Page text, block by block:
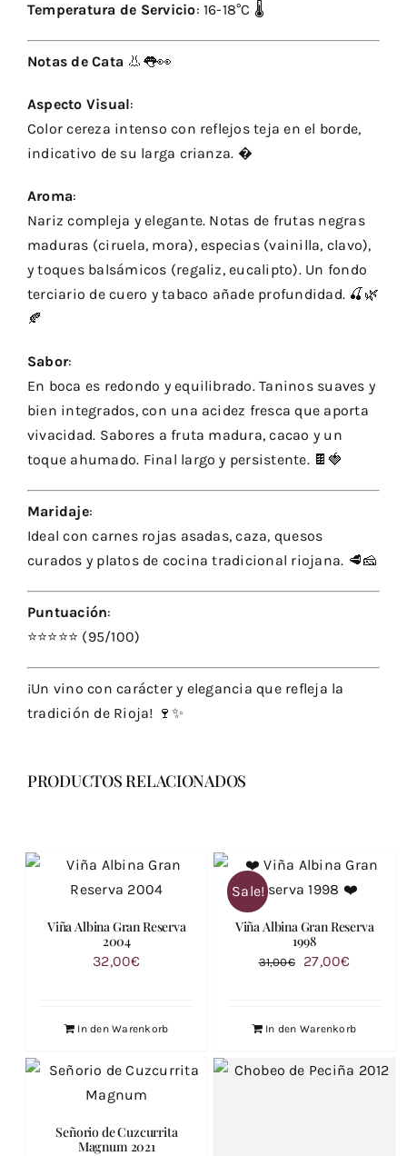
Temperatura de Servicio: 16-18°C 🌡️
Notas de Cata 👃👅👀
Aspecto Visual:
Color cereza intenso con reflejos teja en el borde,
indicativo de su larga crianza. �
Aroma:
Nariz compleja y elegante. Notas de frutas negras
maduras (ciruela, mora), especias (vainilla, clavo),
y toques balsámicos (regaliz, eucalipto). Un fondo
terciario de cuero y tabaco añade profundidad. 🍒🌿
🍂
Sabor:
En boca es redondo y equilibrado. Taninos suaves y
bien integrados, con una acidez fresca que aporta
vivacidad. Sabores a fruta madura, cacao y un
toque ahumado. Final largo y persistente. 🍫🍓
Maridaje:
Ideal con carnes rojas asadas, caza, quesos
curados y platos de cocina tradicional riojana. 🥩🧀
Puntuación:
⭐️⭐️⭐️⭐️⭐️ (95/100)
¡Un vino con carácter y elegancia que refleja la
tradición de Rioja! 🍷✨
PRODUCTOS RELACIONADOS
Viña Albina Gran Reserva
2004
32,00€
In den Warenkorb
Sale!
Viña Albina Gran Reserva
1998
31,00€
Ursprünglicher
31,00€
27,00€
27,00€.
In den Warenkorb
Señorio de Cuzcurrita
Magnum 2021